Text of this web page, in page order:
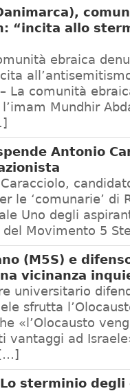
“incita allo
ebraica
La comunità
Mundhir
Antonio
Caracciolo,
le ‘comunarie’ di
Uno degli
del Movimento 5
(M5S) e
vicinanza
universitario
sfrutta
«l’Olocausto
vantaggi ad
sterminio degli